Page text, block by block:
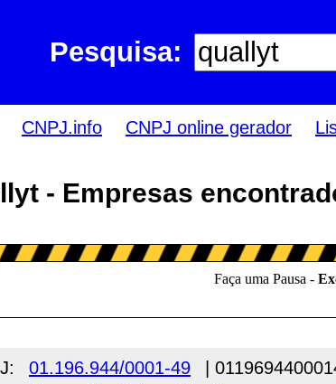
Pesquisa:
CNPJ.info CNPJ online gerador
- Empresas
01.196.944/0001-49
|